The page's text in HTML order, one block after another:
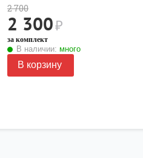
2 700
2 300₽
за комплект
В наличии: много
В корзину